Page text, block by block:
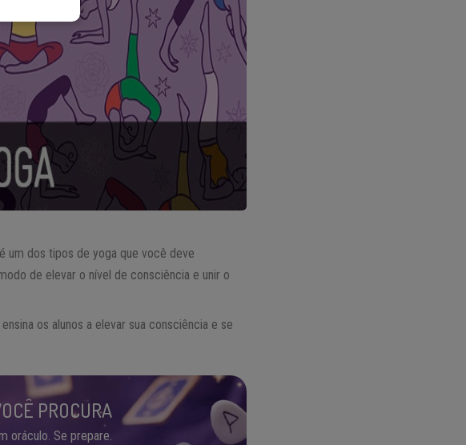
é um dos tipos de yoga que você deve
de elevar o nível de consciência e unir o
os alunos a elevar sua consciência e se
PROCURA
oráculo. Se prepare.